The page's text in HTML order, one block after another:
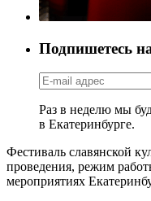
Подпишетесь
Раз в неделю мы
в Екатеринбурге.
Фестиваль славянской
проведения, режим
мероприятиях